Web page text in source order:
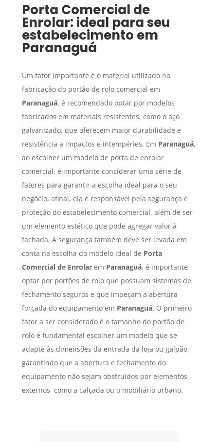
Porta Comercial de
Enrolar: ideal para seu
estabelecimento em
Paranaguá
Um fator importante é o material utilizado na
fabricação do portão de rolo comercial em
Paranaguá, é recomendado optar por modelos
fabricados em materiais resistentes, como o aço
galvanizado, que oferecem maior durabilidade e
resistência a impactos e intempéries. Em Paranaguá,
ao escolher um modelo de porta de enrolar
comercial, é importante considerar uma série de
fatores para garantir a escolha ideal para o seu
negócio, afinal, ela é responsável pela segurança e
proteção do estabelecimento comercial, além de ser
um elemento estético que pode agregar valor à
fachada. A segurança também deve ser levada em
conta na escolha do modelo ideal de Porta
Comercial de Enrolarem Paranaguá, é importante
optar por portões de rolo que possuam sistemas de
fechamento seguros e que impeçam a abertura
forçada do equipamento em Paranaguá. O primeiro
fator a ser considerado é o tamanho do portão de
rolo é fundamental escolher um modelo que se
adapte às dimensões da entrada da loja ou galpão,
garantindo que a abertura e fechamento do
equipamento não sejam obstruídos por elementos
externos, como a calçada ou o mobiliário urbano.